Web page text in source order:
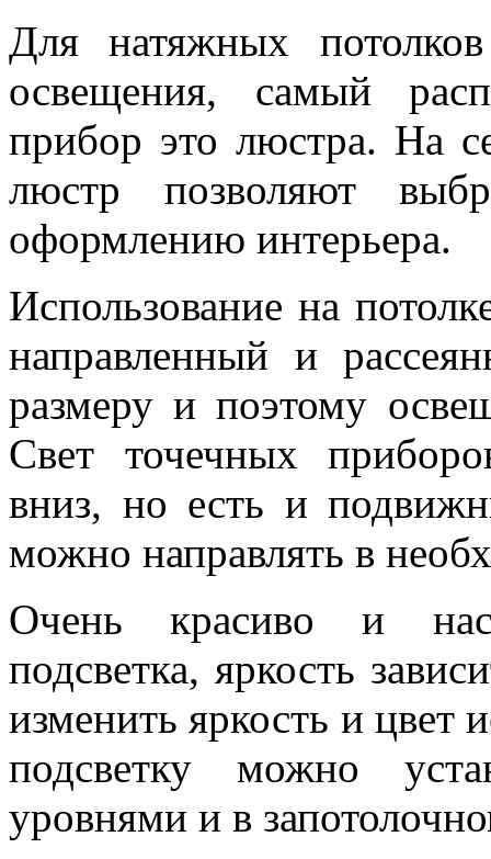
Для натяжных
освещения, самый
прибор это люстра. На
люстр позволяют
оформлению интерьера.
Использование на
направленный и
размеру и поэтому
Свет точечных
вниз, но есть и
можно направлять в
Очень красиво и
подсветка, яркость
изменить яркость и цвет
подсветку можно
уровнями и в